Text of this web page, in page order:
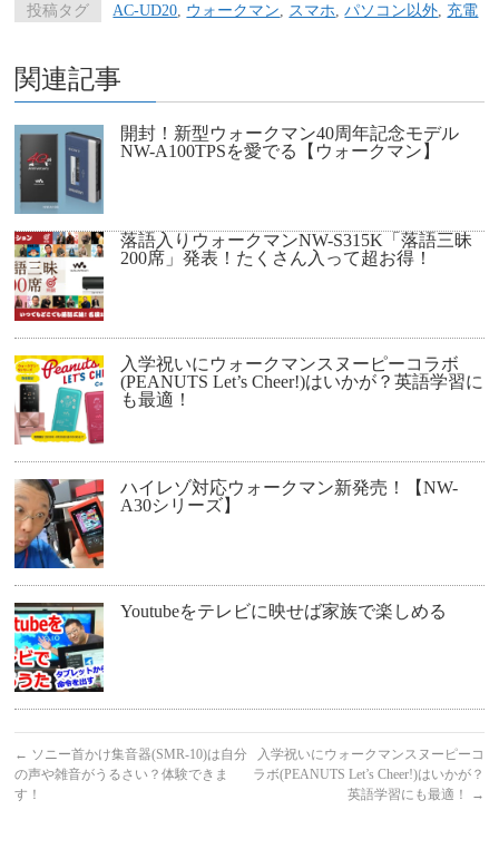
投稿タグ AC-UD20 ウォークマン スマホ ,パソコン以外 充電
関連記事
開封！新型ウォークマン40周年記念モデル
NW-A100TPSを愛でる【ウォークマン】
落語入りウォークマンNW-S315K「落語三昧
200席」発表！たくさん入って超お得！
入学祝いにウォークマンスヌーピーコラボ
(PEANUTS Let’s Cheer!)はいかが？英語学習に
も最適！
ハイレゾ対応ウォークマン新発売！【NW-
A30シリーズ】
Youtubeをテレビに映せば家族で楽しめる
← ソニー首かけ集音器(SMR-10)は自分
の声や雑音がうるさい？体験できま
す！
入学祝いにウォークマンスヌーピーコ
ラボ(PEANUTS Let’s Cheer!)はいかが？
英語学習にも最適！
→